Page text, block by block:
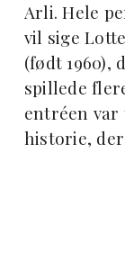
Arli. Hele
vil sige
(født 1960),
spillede
entréen
historie,